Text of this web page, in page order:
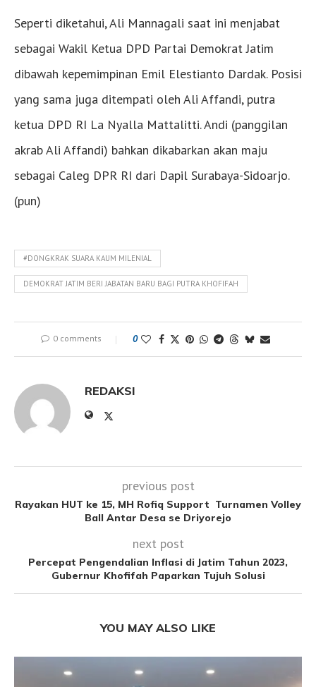
Seperti diketahui, Ali Mannagali saat ini menjabat
sebagai Wakil Ketua DPD Partai Demokrat Jatim
dibawah kepemimpinan Emil Elestianto Dardak. Posisi
yang sama juga ditempati oleh Ali Affandi, putra
ketua DPD RI La Nyalla Mattalitti. Andi (panggilan
akrab Ali Affandi) bahkan dikabarkan akan maju
sebagai Caleg DPR RI dari Dapil Surabaya-Sidoarjo.
(pun)
#DONGKRAK SUARA KAUM MILENIAL
DEMOKRAT JATIM BERI JABATAN BARU BAGI PUTRA KHOFIFAH
0 comments 0
REDAKSI
previous post
Rayakan HUT ke 15, MH Rofiq Support Turnamen Volley
Ball Antar Desa se Driyorejo
next post
Percepat Pengendalian Inflasi di Jatim Tahun 2023,
Gubernur Khofifah Paparkan Tujuh Solusi
YOU MAY ALSO LIKE